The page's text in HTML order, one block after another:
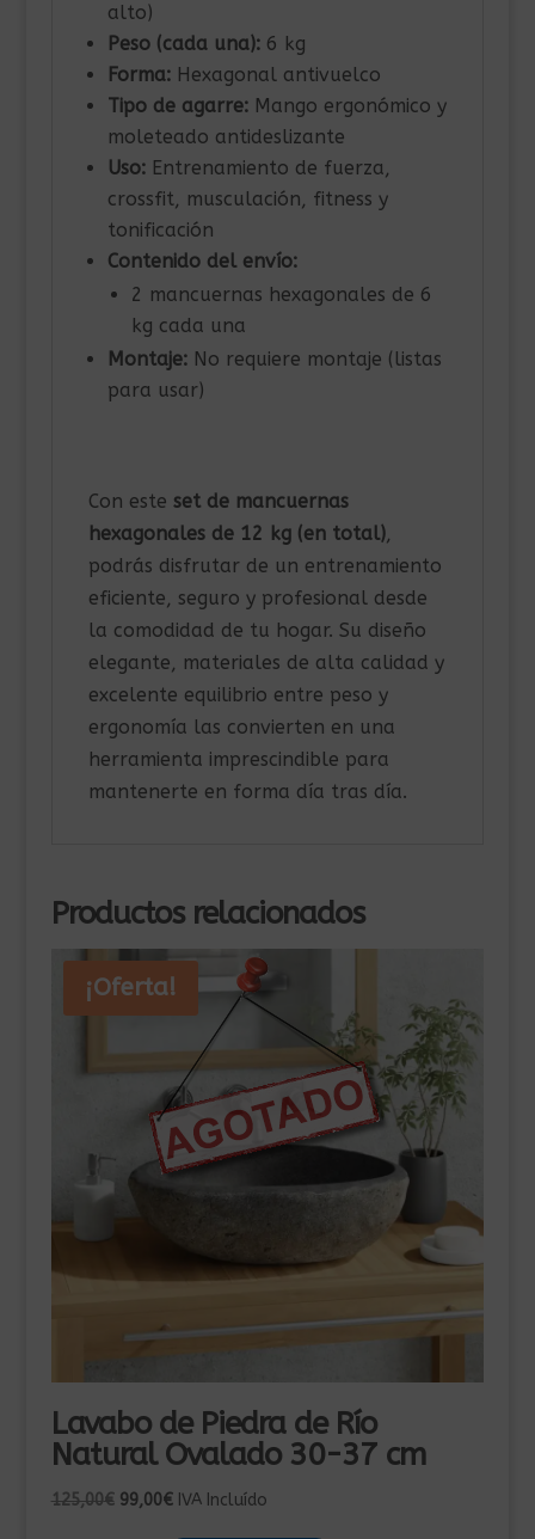
alto)
Peso (cada una):6 kg
Forma:Hexagonal antivuelco
Tipo de agarre:Mango ergonómico y
moleteado antideslizante
Uso:Entrenamiento de fuerza,
crossfit, musculación, fitness y
tonificación
Contenido del envío:
2 mancuernas hexagonales de 6
kg cada una
Montaje:No requiere montaje (listas
para usar)
Con este set de mancuernas
hexagonales de 12 kg (en total),
podrás disfrutar de un entrenamiento
eficiente, seguro y profesional desde
la comodidad de tu hogar. Su diseño
elegante, materiales de alta calidad y
excelente equilibrio entre peso y
ergonomía las convierten en una
herramienta imprescindible para
mantenerte en forma día tras día.
Productos relacionados
¡Oferta!
Lavabo de Piedra de Río
Natural Ovalado 30-37 cm
125,00€ El
99,00€ElIVA Incluído